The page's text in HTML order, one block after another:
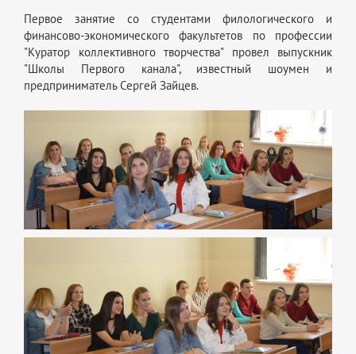
Первое занятие со студентами филологического и
финансово-экономического факультетов по профессии
"Куратор коллективного творчества" провел выпускник
"Школы Первого канала", известный шоумен и
предприниматель Сергей Зайцев.